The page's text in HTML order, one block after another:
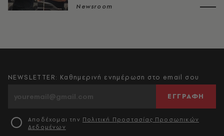
Newsroom
NEWSLETTER: Καθημερινή ενημέρωση στο email σου
ΕΓΓΡΑΦΗ
Αποδέχομαι την Πολιτική Προστασίας Προσωπικών
Δεδομένων